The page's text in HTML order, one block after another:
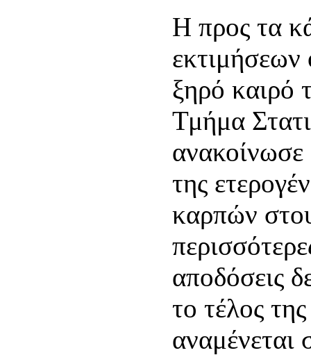
Η προς τα
εκτιμήσεων
ξηρό καιρό
Τμήμα
ανακοίνωσε
της
καρπών
αποδόσεις
το τέλος